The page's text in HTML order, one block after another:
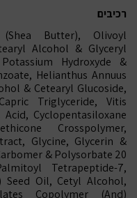
רכיבים
Butter), Olivoyl
Alcohol & Glyceryl
Hydroxyde &
Helianthus Annuus
& Cetearyl Glucoside,
Triglyceride, Vitis
Cyclopentasiloxane
Crosspolymer,
Glycine, Glycerin &
& Polysorbate 20
Tetrapeptide-7,
Seed Oil, Cetyl Alcohol,
Copolymer (And)